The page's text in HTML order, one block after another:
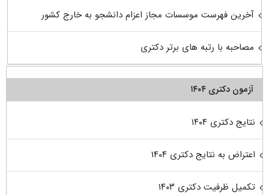
آخرین فهرست موسسات مجاز اعزام دانشجو به خارج کشور
مصاحبه با رتبه های برتر دکتری
آزمون دکتری ۱۴۰۴
نتایج دکتری ۱۴۰۴
اعتراض به نتایج دکتری ۱۴۰۴
تکمیل ظرفیت دکتری ۱۴۰۳